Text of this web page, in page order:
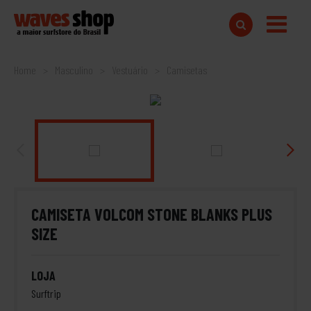
Home Camisetas
CAMISETA VOLCOM STONE BLANKS PLUS
SIZE
LOJA
Surftrip